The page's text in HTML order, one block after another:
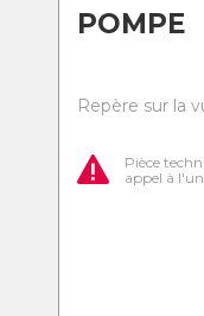
POMPE
Repère sur la
Pièce
appel à